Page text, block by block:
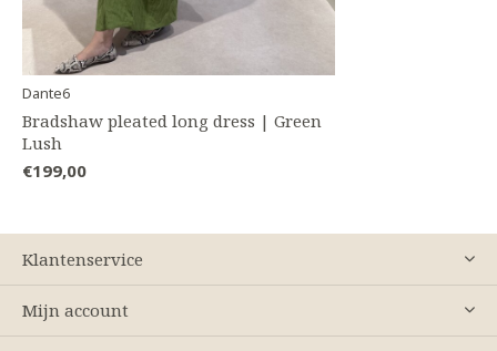
Dante6
Bradshaw pleated long dress | Green
Lush
€199,00
Klantenservice
Mijn account